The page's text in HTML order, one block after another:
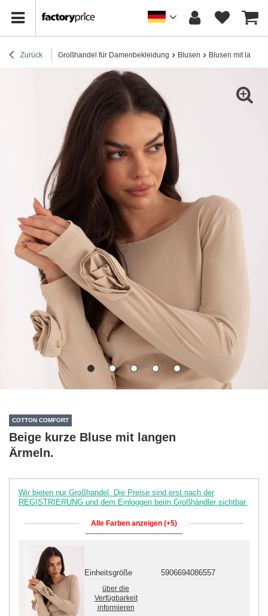
Zurück Großhandel für Damenbekleidung Blusen Blusen mit
COTTON COMFORT
Beige kurze Bluse mit langen
Ärmeln.
Wir bieten nur Großhandel. Die Preise sind erst nach der
REGISTRIERUNG und dem Einloggen beim Großhändler sichtbar.
Alle Farben anzeigen (+5)
Einheitsgröße 5906694086557
über die
Verfügbarkeit
informieren